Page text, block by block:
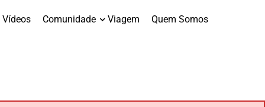
Vídeos Comunidade Viagem Quem Somos